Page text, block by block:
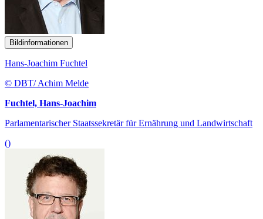
Bildinformationen
Hans-Joachim Fuchtel
© DBT/ Achim Melde
Fuchtel, Hans-Joachim
Parlamentarischer Staatssekretär für Ernährung und Landwirtschaft
()